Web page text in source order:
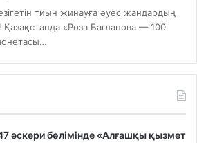
тиын жинауға әуес жандардың
«Роза Бағланова — 100
әскери бөлімінде «Алғашқы қызмет